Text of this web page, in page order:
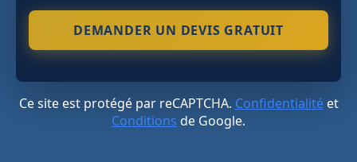
Ce site est protégé par reCAPTCHA. Confidentialitéet
Conditions de Google.